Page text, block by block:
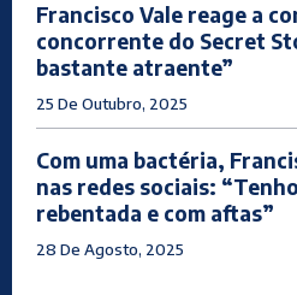
Francisco Vale reage a
concorrente do Secret
bastante atraente”
25 De Outubro, 2025
Com uma bactéria,
nas redes sociais:
rebentada e com aftas”
28 De Agosto, 2025